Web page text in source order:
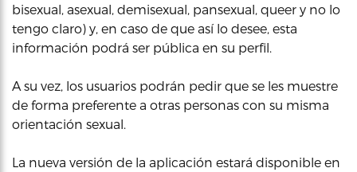
bisexual, asexual, demisexual, pansexual, queer y no lo
tengo claro) y, en caso de que así lo desee, esta
información podrá ser pública en su perfil.
A su vez, los usuarios podrán pedir que se les muestre
de forma preferente a otras personas con su misma
orientación sexual.
La nueva versión de la aplicación estará disponible en